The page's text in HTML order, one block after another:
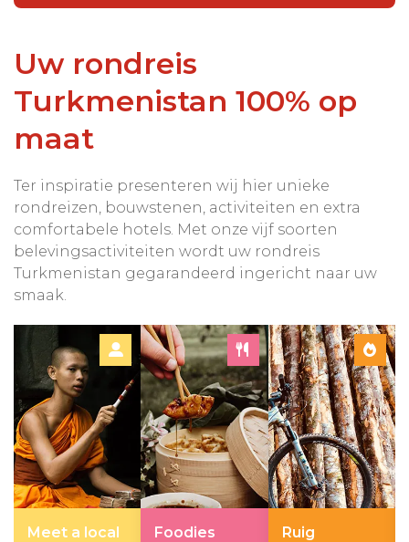
Uw rondreis
Turkmenistan 100% op
maat
Ter inspiratie presenteren wij hier unieke
rondreizen, bouwstenen, activiteiten en extra
comfortabele hotels. Met onze vijf soorten
belevingsactiviteiten wordt uw rondreis
Turkmenistan gegarandeerd ingericht naar uw
smaak.
Meet a local Foodies Ruig